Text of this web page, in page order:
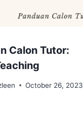
Calon Tutor:
October 26, 2023